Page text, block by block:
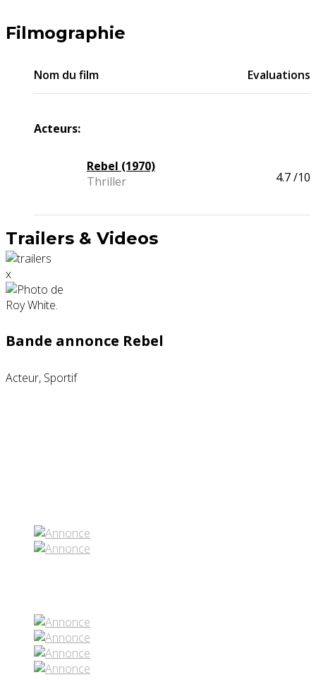
Filmographie
Nom du film Evaluations
Acteurs:
Rebel (1970)
Thriller
4.7/10
Trailers & Videos
x
Bande annonce Rebel
Acteur, Sportif